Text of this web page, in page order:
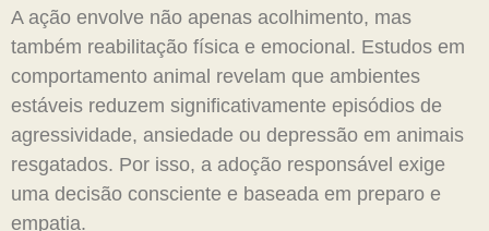
A ação envolve não apenas acolhimento, mas
também reabilitação física e emocional. Estudos em
comportamento animal revelam que ambientes
estáveis reduzem significativamente episódios de
agressividade, ansiedade ou depressão em animais
resgatados. Por isso, a adoção responsável exige
uma decisão consciente e baseada em preparo e
empatia.